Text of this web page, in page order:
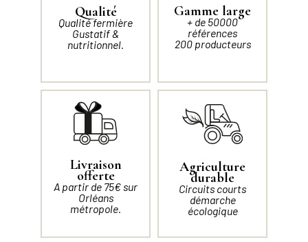
Qualité
Qualité fermière
Gustatif &
nutritionnel.
Gamme large
+ de 50000
références
200 producteurs
Livraison
offerte
A partir de 75€ sur
Orléans
métropole.
Agriculture
durable
Circuits courts
démarche
écologique